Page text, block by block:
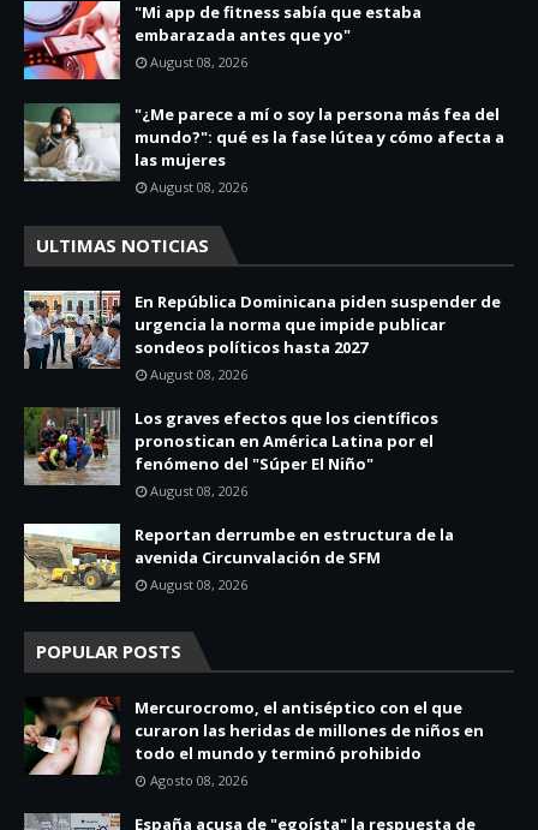
"Mi app de fitness sabía que estaba
embarazada antes que yo"
August 08, 2026
"¿Me parece a mí o soy la persona más fea del
mundo?": qué es la fase lútea y cómo afecta a
las mujeres
August 08, 2026
ULTIMAS NOTICIAS
En República Dominicana piden suspender de
urgencia la norma que impide publicar
sondeos políticos hasta 2027
August 08, 2026
Los graves efectos que los científicos
pronostican en América Latina por el
fenómeno del "Súper El Niño"
August 08, 2026
Reportan derrumbe en estructura de la
avenida Circunvalación de SFM
August 08, 2026
POPULAR POSTS
Mercurocromo, el antiséptico con el que
curaron las heridas de millones de niños en
todo el mundo y terminó prohibido
Agosto 08, 2026
España acusa de "egoísta" la respuesta de